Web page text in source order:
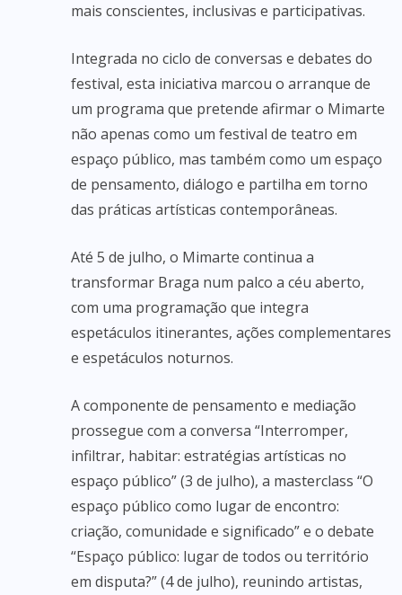
mais conscientes, inclusivas e participativas.
Integrada no ciclo de conversas e debates do
festival, esta iniciativa marcou o arranque de
um programa que pretende afirmar o Mimarte
não apenas como um festival de teatro em
espaço público, mas também como um espaço
de pensamento, diálogo e partilha em torno
das práticas artísticas contemporâneas.
Até 5 de julho, o Mimarte continua a
transformar Braga num palco a céu aberto,
com uma programação que integra
espetáculos itinerantes, ações complementares
e espetáculos noturnos.
A componente de pensamento e mediação
prossegue com a conversa “Interromper,
infiltrar, habitar: estratégias artísticas no
espaço público” (3 de julho), a masterclass “O
espaço público como lugar de encontro:
criação, comunidade e significado” e o debate
“Espaço público: lugar de todos ou território
em disputa?” (4 de julho), reunindo artistas,